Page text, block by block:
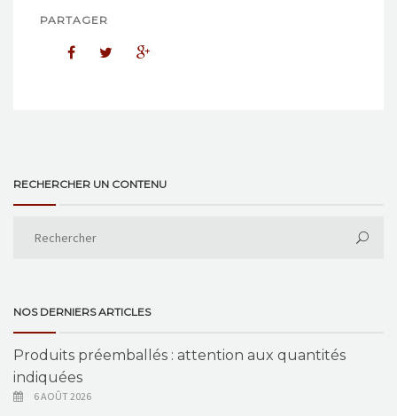
PARTAGER
RECHERCHER UN CONTENU
NOS DERNIERS ARTICLES
Produits préemballés : attention aux quantités
indiquées
6 AOÛT 2026